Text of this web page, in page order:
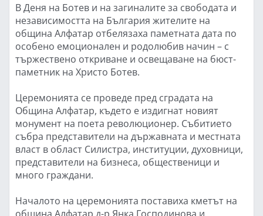
В Деня на Ботев и на загиналите за свободата и
независимостта на България жителите на
община Алфатар отбелязаха паметната дата по
особено емоционален и родолюбив начин – с
тържествено откриване и освещаване на бюст-
паметник на Христо Ботев.
Церемонията се проведе пред сградата на
Община Алфатар, където е издигнат новият
монумент на поета революционер. Събитието
събра представители на държавната и местната
власт в област Силистра, институции, духовници,
представители на бизнеса, общественици и
много граждани.
Началото на церемонията поставиха кметът на
община Алфатар д-р Янка Господинова и